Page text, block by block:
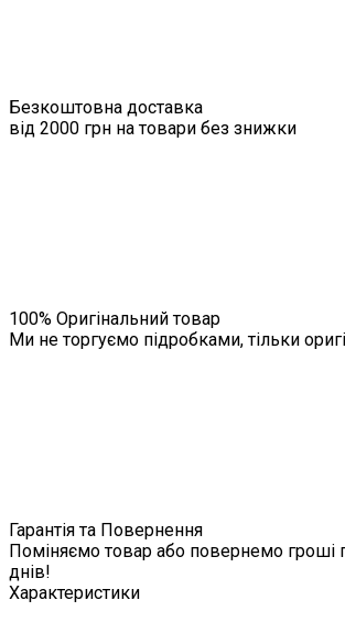
Безкоштовна доставка
від 2000 грн на товари без знижки
100% Оригінальний товар
Ми не торгуємо підробками, тільки
Гарантія та Повернення
Поміняємо товар або повернемо гроші
днів!
Характеристики